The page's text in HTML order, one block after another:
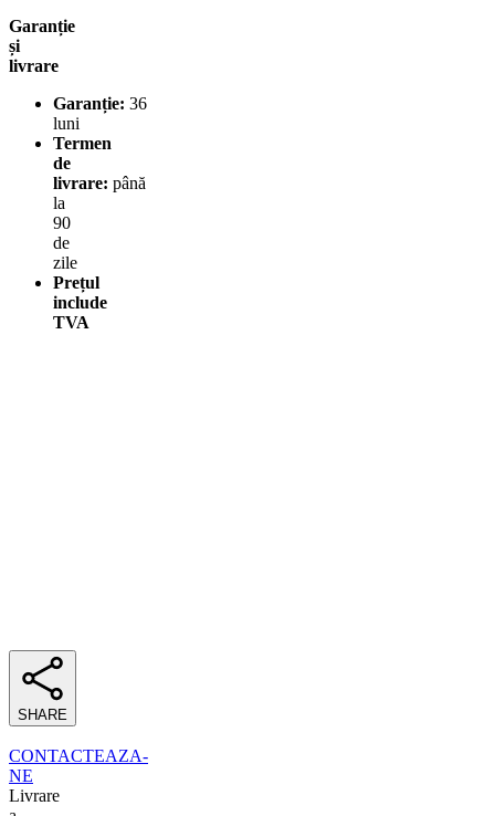
Garanție
și
livrare
Garanție: 36
luni
Termen
de
livrare: până
la
90
de
zile
Prețul
include
TVA
SHARE
CONTACTEAZA-
NE
Livrare